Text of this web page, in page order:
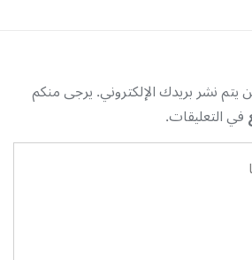
يتم نشر بريدك الإلكتروني. يرجى منكم
في التعليقات.